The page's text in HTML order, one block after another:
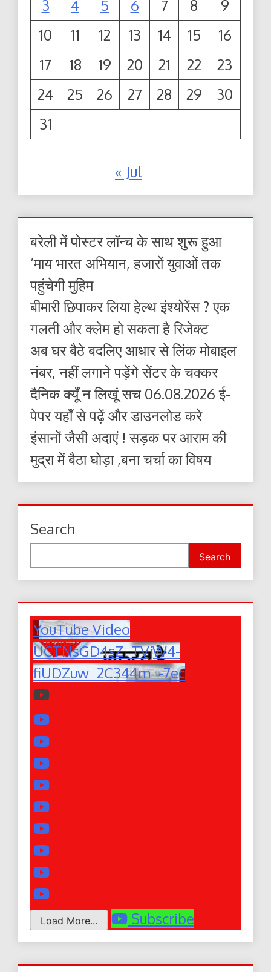
3 4 5 6 7 8
9
10
11 12 13 14 15
16
17
18 19 20 21 22
23
24
25 26 27 28 29
30
31
« Jul
बरेली में पोस्टर लॉन्च के साथ शुरू हुआ
‘माय भारत अभियान, हजारों युवाओं तक
पहुंचेगी मुहिम
बीमारी छिपाकर लिया हेल्थ इंश्योरेंस ? एक
गलती और क्लेम हो सकता है रिजेक्ट
अब घर बैठे बदलिए आधार से लिंक मोबाइल
नंबर, नहीं लगाने पड़ेंगे सेंटर के चक्कर
दैनिक क्यूँ न लिखूं सच 06.08.2026 ई-
पेपर यहाँ से पढ़ें और डाउनलोड करे
इंसानों जैसी अदाएं ! सड़क पर आराम की
मुद्रा में बैठा घोड़ा ,बना चर्चा का विषय
Search
Search
YouTube Video
UCTNsGD4sZ_TVjW4-
fiUDZuw_2C344m_-7ec
Load More... Subscribe